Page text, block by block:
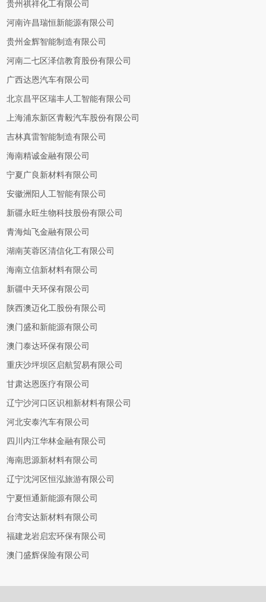
贵州祺祥化工有限公司
河南许昌瑞恒新能源有限公司
贵州金辉智能制造有限公司
河南二七区泽信教育股份有限公司
广西达恩汽车有限公司
北京昌平区瑞丰人工智能有限公司
上海浦东新区青毅汽车股份有限公司
吉林真雷智能制造有限公司
海南精诚金融有限公司
宁夏广良新材料有限公司
安徽洲阳人工智能有限公司
新疆永旺生物科技股份有限公司
青海灿飞金融有限公司
湖南芙蓉区清信化工有限公司
海南立信新材料有限公司
新疆中天环保有限公司
陕西澳迈化工股份有限公司
澳门盛和新能源有限公司
澳门泰达环保有限公司
重庆沙坪坝区启航贸易有限公司
甘肃达恩医疗有限公司
辽宁沙河口区识相新材料有限公司
河北安泰汽车有限公司
四川内江华林金融有限公司
海南思源新材料有限公司
辽宁沈河区恒泓旅游有限公司
宁夏恒通新能源有限公司
台湾安达新材料有限公司
福建龙岩启宏环保有限公司
澳门盛辉保险有限公司